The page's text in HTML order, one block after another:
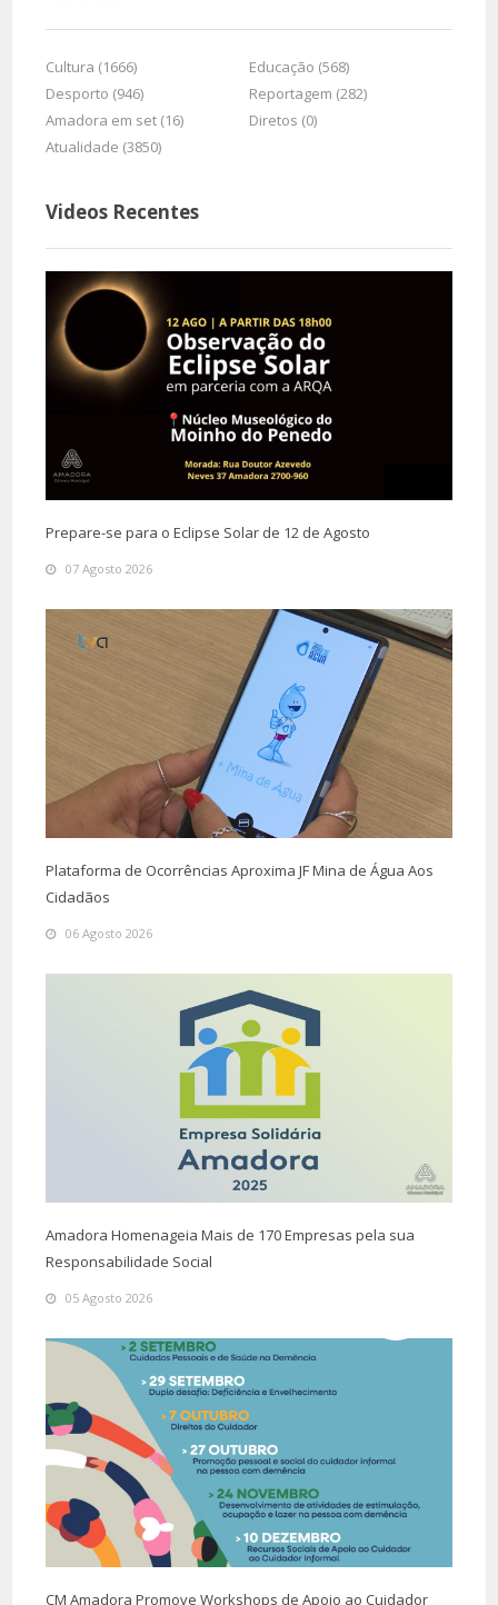
Cultura (1666)
Educação (568)
Desporto (946)
Reportagem (282)
Amadora em set (16)
Diretos (0)
Atualidade (3850)
Videos Recentes
Prepare-se para o Eclipse Solar de 12 de Agosto
07 Agosto 2026
Plataforma de Ocorrências Aproxima JF Mina de Água Aos
Cidadãos
06 Agosto 2026
Amadora Homenageia Mais de 170 Empresas pela sua
Responsabilidade Social
05 Agosto 2026
CM Amadora Promove Workshops de Apoio ao Cuidador